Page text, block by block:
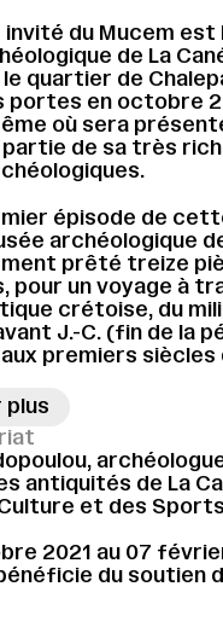
invité du Mucem est
de La
quartier de
portes en octobre
où sera
de sa très
épisode de
archéologique
prêté treize
pour un voyage à
crétoise, du
J.-C. (fin de la
aux premiers
plus
antiquités de La
et des Sports
2021 au 07
du soutien